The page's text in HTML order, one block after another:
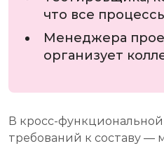
что все
Менеджера
организует
В кросс-
требований к составу —